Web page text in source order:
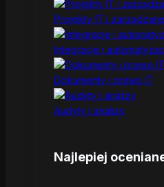
Projekty IT i
Integracje i
Dokumenty i prawo IT
Audyty i analizy
Najlepiej